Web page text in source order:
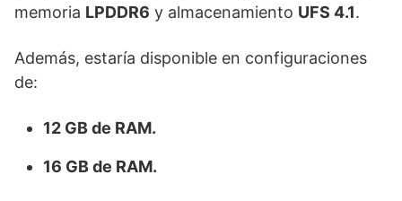
memoria LPDDR6 y almacenamiento UFS 4.1.
Además, estaría disponible en configuraciones
de:
12 GB de RAM.
16 GB de RAM.